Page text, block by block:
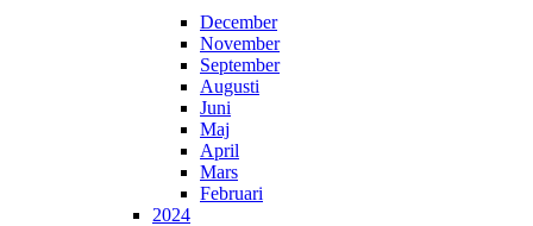
December
November
September
Augusti
Juni
Maj
April
Mars
Februari
2024